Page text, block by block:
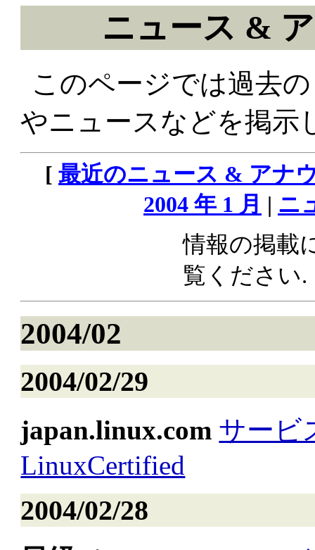
ニュース &
このページでは過去
やニュースなどを掲示
[ 最近のニュース & アナ
2004 年 1 月 | ニ
情報の掲載
覧ください.
2004/02
2004/02/29
japan.linux.com サービ
LinuxCertified
2004/02/28